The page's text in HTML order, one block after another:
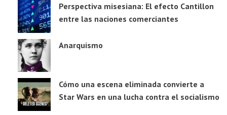
Perspectiva misesiana: El efecto Cantillon
entre las naciones comerciantes
Anarquismo
Cómo una escena eliminada convierte a
Star Wars en una lucha contra el socialismo